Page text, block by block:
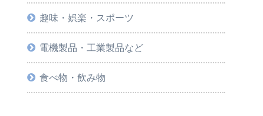
趣味・娯楽・スポーツ
電機製品・工業製品など
食べ物・飲み物